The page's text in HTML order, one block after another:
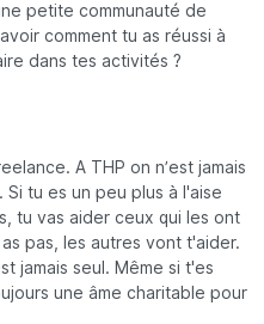
petite communauté de
comment tu as réussi à
dans tes activités ?
A THP on n’est jamais
tu es un peu plus à l'aise
tu vas aider ceux qui les ont
pas, les autres vont t'aider.
jamais seul. Même si t'es
une âme charitable pour